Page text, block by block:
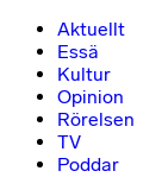
Aktuellt
Essä
Kultur
Opinion
Rörelsen
TV
Poddar